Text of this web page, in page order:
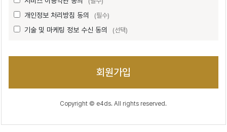
개인정보 처리방침 동의 (필수)
기술 및 마케팅 정보 수신 동의 (선택)
회원가입
Copyright © e4ds. All rights reserved.